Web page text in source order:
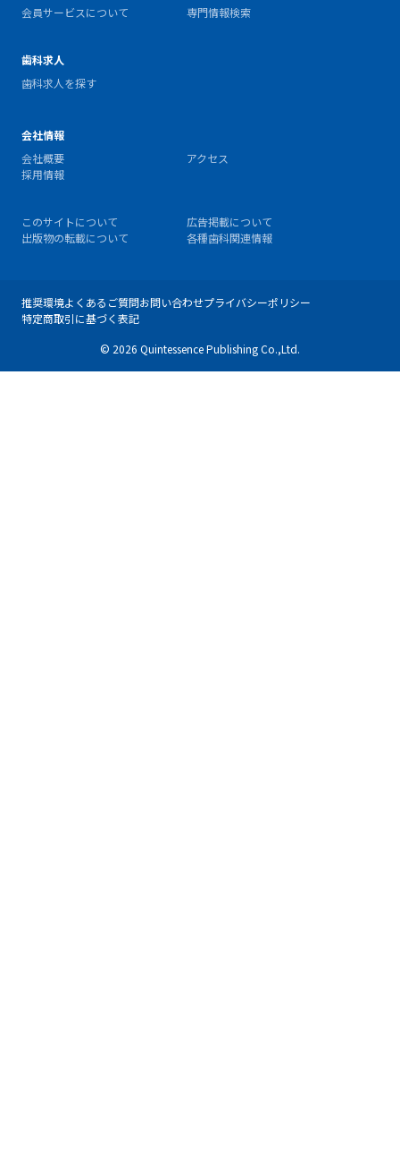
会員サービスについて
専門情報検索
歯科求人
歯科求人を探す
会社情報
会社概要
アクセス
採用情報
このサイトについて
広告掲載について
出版物の転載について
各種歯科関連情報
推奨環境よくあるご質問お問い合わせプライバシーポリシー
特定商取引に基づく表記
© 2026 Quintessence Publishing Co.,Ltd.